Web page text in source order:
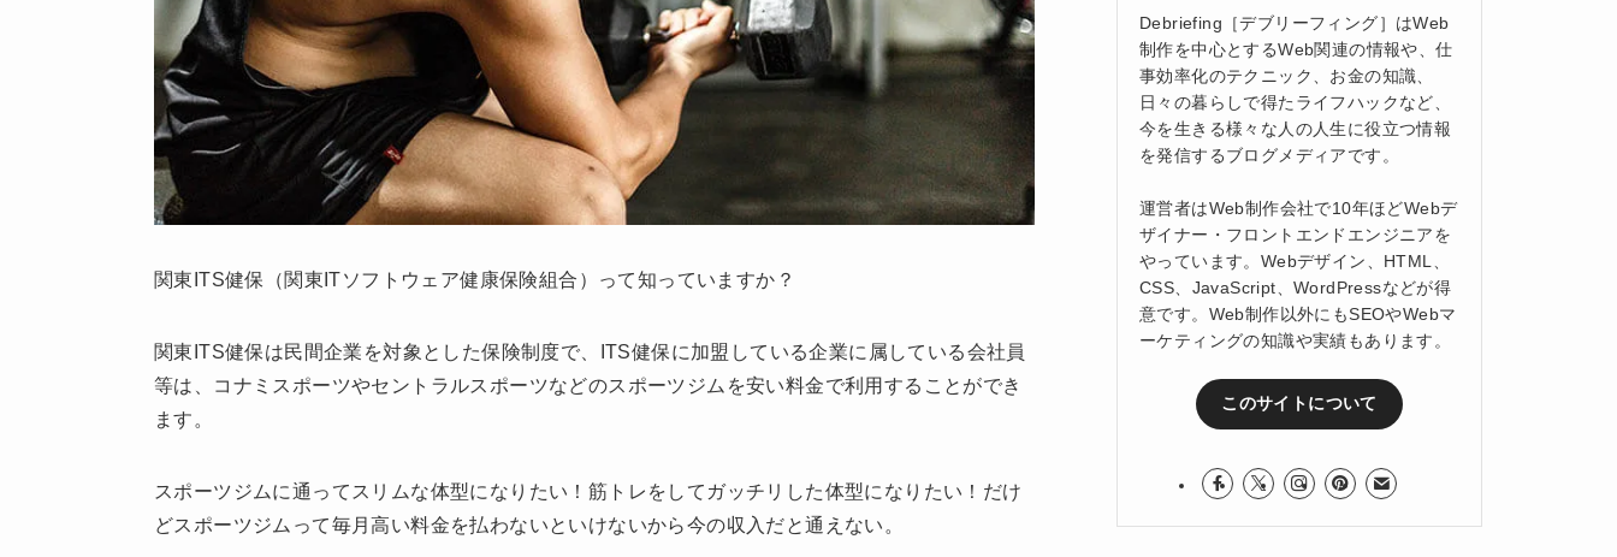
関東ITS健保（関東ITソフトウェア健康保険組合）って知っていますか？
関東ITS健保は民間企業を対象とした保険制度で、ITS健保に加盟している企業に属している会社員
等は、コナミスポーツやセントラルスポーツなどのスポーツジムを安い料金で利用することができ
ます。
スポーツジムに通ってスリムな体型になりたい！筋トレをしてガッチリした体型になりたい！だけ
どスポーツジムって毎月高い料金を払わないといけないから今の収入だと通えない。
Debriefing［デブリーフィング］はWeb
制作を中心とするWeb関連の情報や、仕
事効率化のテクニック、お金の知識、
日々の暮らしで得たライフハックなど、
今を生きる様々な人の人生に役立つ情報
を発信するブログメディアです。
運営者はWeb制作会社で10年ほどWebデ
ザイナー・フロントエンドエンジニアを
やっています。Webデザイン、HTML、
CSS、JavaScript、WordPressなどが得
意です。Web制作以外にもSEOやWebマ
ーケティングの知識や実績もあります。
このサイトについて